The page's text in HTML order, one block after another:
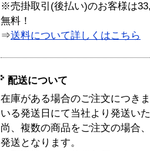
※売掛取引(後払い)のお客様は
無料！
⇒送料について詳しくはこちら
配送について
在庫がある場合のご注文につき
いる発送日にて当社より発送い
尚、複数の商品をご注文の場合
発送となります。